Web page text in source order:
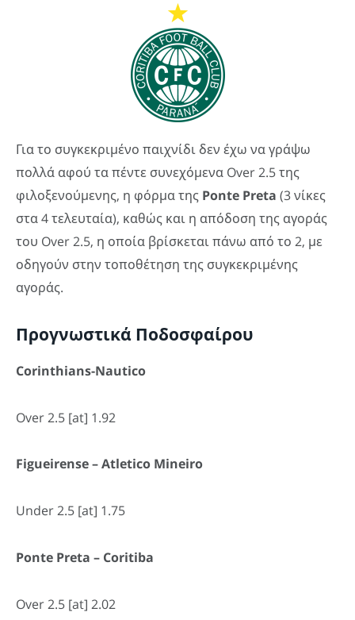
Για το συγκεκριμένο παιχνίδι δεν έχω να γράψω
πολλά αφού τα πέντε συνεχόμενα Over 2.5 της
φιλοξενούμενης, η φόρμα της Ponte Preta (3 νίκες
στα 4 τελευταία), καθώς και η απόδοση της αγοράς
του Over 2.5, η οποία βρίσκεται πάνω από το 2, με
οδηγούν στην τοποθέτηση της συγκεκριμένης
αγοράς.
Προγνωστικά Ποδοσφαίρου
Corinthians-Nautico
Over 2.5 [at] 1.92
Figueirense –Atletico Mineiro
Under 2.5 [at] 1.75
Ponte Preta – Coritiba
Over 2.5 [at] 2.02